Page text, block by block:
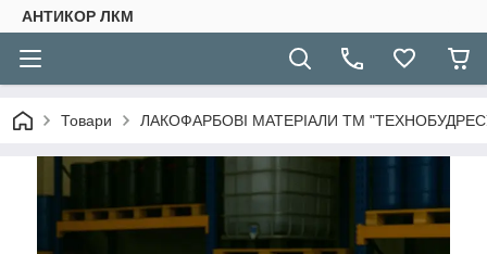
АНТИКОР ЛКМ
Товари ЛАКОФАРБОВІ МАТЕРІАЛИ ТМ